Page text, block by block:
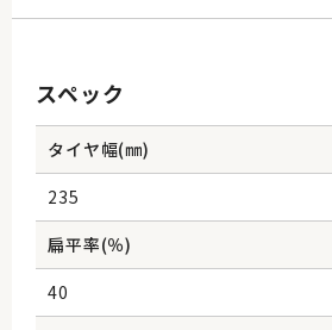
スペック
タイヤ幅(㎜)
235
扁平率(％)
40